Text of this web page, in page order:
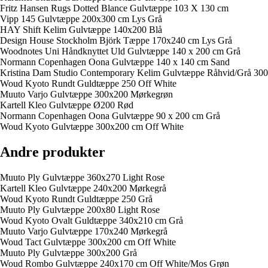
Fritz Hansen Rugs Dotted Blance Gulvtæppe 103 X 130 cm
Vipp 145 Gulvtæppe 200x300 cm Lys Grå
HAY Shift Kelim Gulvtæppe 140x200 Blå
Design House Stockholm Björk Tæppe 170x240 cm Lys Grå
Woodnotes Uni Håndknyttet Uld Gulvtæppe 140 x 200 cm Grå
Normann Copenhagen Oona Gulvtæppe 140 x 140 cm Sand
Kristina Dam Studio Contemporary Kelim Gulvtæppe Råhvid/Grå
Woud Kyoto Rundt Guldtæppe 250 Off White
Muuto Varjo Gulvtæppe 300x200 Mørkegrøn
Kartell Kleo Gulvtæppe Ø200 Rød
Normann Copenhagen Oona Gulvtæppe 90 x 200 cm Grå
Woud Kyoto Gulvtæppe 300x200 cm Off White
Andre produkter
Muuto Ply Gulvtæppe 360x270 Light Rose
Kartell Kleo Gulvtæppe 240x200 Mørkegrå
Woud Kyoto Rundt Guldtæppe 250 Grå
Muuto Ply Gulvtæppe 200x80 Light Rose
Woud Kyoto Ovalt Guldtæppe 340x210 cm Grå
Muuto Varjo Gulvtæppe 170x240 Mørkegrå
Woud Tact Gulvtæppe 300x200 cm Off White
Muuto Ply Gulvtæppe 300x200 Grå
Woud Rombo Gulvtæppe 240x170 cm Off White/Mos Grøn